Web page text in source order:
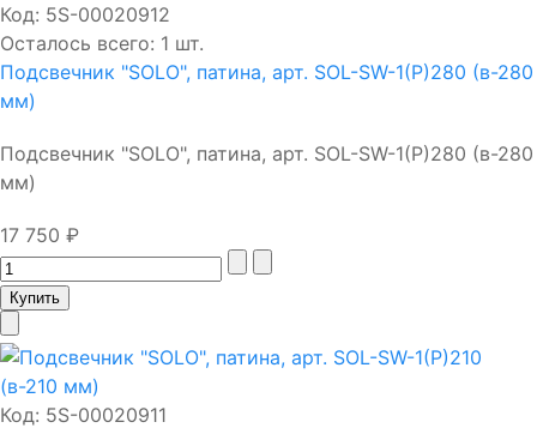
Код: 5S-00020912
Осталось всего: 1 шт.
Подсвечник "SOLO", патина, арт. SOL-SW-1(P)280 (в-280
мм)
Подсвечник "SOLO", патина, арт. SOL-SW-1(P)280 (в-280
мм)
17 750 ₽
Код: 5S-00020911